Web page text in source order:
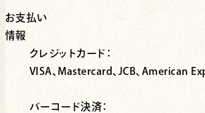
お支払い
情報
クレジットカード：
VISA、Mastercard、JCB、American
バーコード決済：